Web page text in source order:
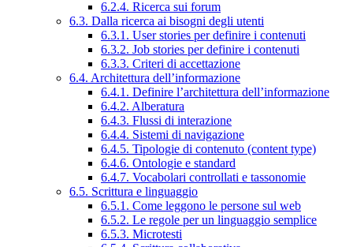
6.2.4. Ricerca sui forum
6.3. Dalla ricerca ai bisogni degli utenti
6.3.1. User stories per definire i contenuti
6.3.2. Job stories per definire i contenuti
6.3.3. Criteri di accettazione
6.4. Architettura dell’informazione
6.4.1. Definire l’architettura dell’informazione
6.4.2. Alberatura
6.4.3. Flussi di interazione
6.4.4. Sistemi di navigazione
6.4.5. Tipologie di contenuto (content type)
6.4.6. Ontologie e standard
6.4.7. Vocabolari controllati e tassonomie
6.5. Scrittura e linguaggio
6.5.1. Come leggono le persone sul web
6.5.2. Le regole per un linguaggio semplice
6.5.3. Microtesti